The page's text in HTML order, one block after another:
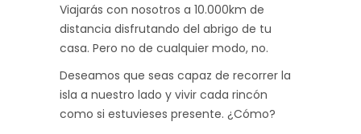
Viajarás con nosotros a 10.000km de
distancia disfrutando del abrigo de tu
casa. Pero no de cualquier modo, no.
Deseamos que seas capaz de recorrer la
isla a nuestro lado y vivir cada rincón
como si estuvieses presente. ¿Cómo?